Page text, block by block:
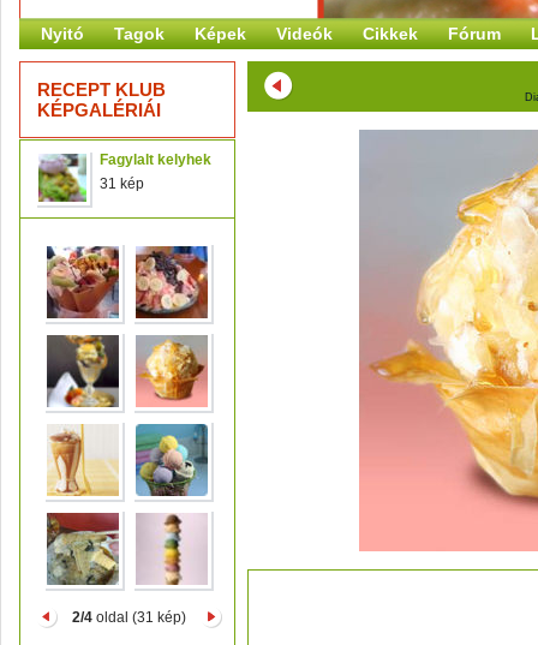
Nyitó Tagok Képek Videók Cikkek Fórum
RECEPT KLUB
KÉPGALÉRIÁI
Fagylalt kelyhek
31 kép
2/4oldal (31 kép)